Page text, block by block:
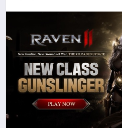
KRIPTO PARA
GEZI & SEYAHAT